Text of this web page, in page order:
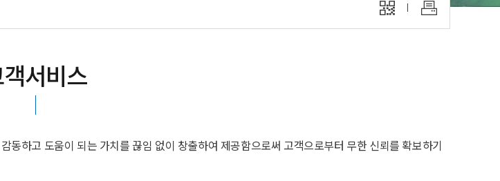
서비스
동하고 도움이 되는 가치를 끊임 없이 창출하여 제공함으로써 고객으로부터 무한 신뢰를 확보하기